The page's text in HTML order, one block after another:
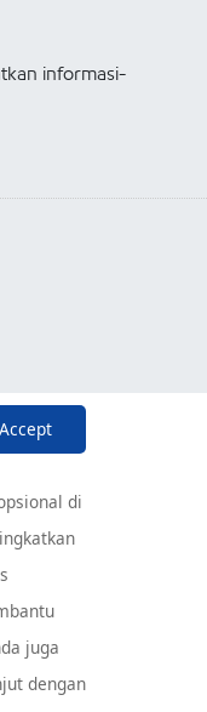
informasi-
Accept
di
juga
dengan